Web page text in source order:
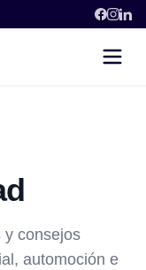
y consejos
automoción e